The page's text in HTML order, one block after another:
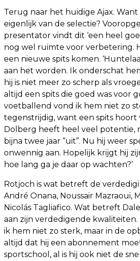
Terug naar het huidige Ajax.
eigenlijk van de selectie?
presentator vindt dit ‘een heel
nog wel ruimte voor verbetering.
een nieuwe spits komen.
aan het worden. Ik onderschat
hij is niet meer zo scherp als
altijd een spits die goed was voor
voetballend vond ik hem niet zo
tegenstrijdig, want een spits hoort
Dolberg heeft heel veel potentie,
bijna twee jaar “uit”. Nu hij weer
onwennig aan. Hopelijk krijgt hij
hoe lang ga je daar op wachten?’
Rotjoch is wat betreft de
André Onana, Noussair Mazraoui,
Nicolás Tagliafico. Wat betreft
aan zijn verdedigende kwaliteiten.
ik hem niet zo sterk, maar in de
altijd dat hij een abonnement
sportschool, al is hij ook niet de